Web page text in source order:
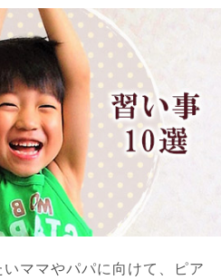
ママやパパに向けて、ピア